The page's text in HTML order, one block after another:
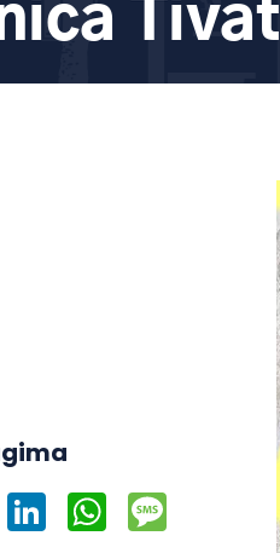
Tivat
Email LinkedInWhatsApp